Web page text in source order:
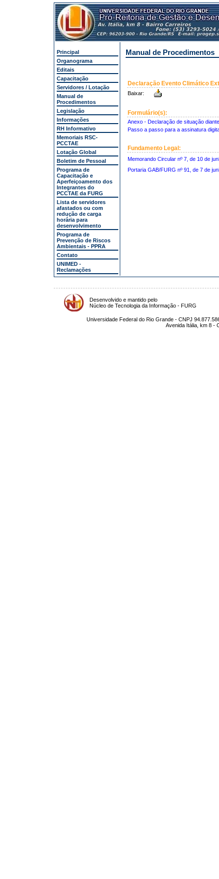
Principal
Organograma
Editais
Capacitação
Servidores / Lotação
Manual de
Procedimentos
Legislação
Informações
RH Informativo
Memoriais RSC-
PCCTAE
Lotação Global
Boletim de Pessoal
Programa de
Capacitação e
Aperfeiçoamento dos
Integrantes do
PCCTAE da FURG
Lista de servidores
afastados ou com
redução de carga
horária para
desenvolvimento
Programa de
Prevenção de Riscos
Ambientais - PPRA
Contato
UNIMED -
Reclamações
Manual de Procedimentos
Declaração Evento Climático
Baixar:
Formulário(s):
Anexo - Declaração de situação
Passo a passo para a assinatura
Fundamento Legal:
Memorando Circular nº 7, de 10 de
Portaria GAB/FURG nº 91, de 7 de
Desenvolvido e mantido pelo
Núcleo de Tecnologia da Informação - FURG
Universidade Federal do Rio Grande - CNPJ
Avenida Itália, km 8 -